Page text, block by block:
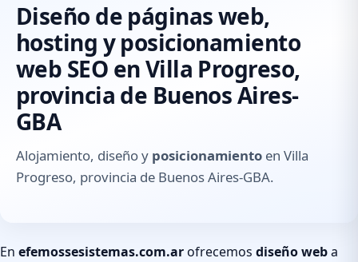
Diseño de páginas web,
hosting y posicionamiento
web SEO en Villa Progreso,
provincia de Buenos Aires-
GBA
Alojamiento, diseño y posicionamiento en Villa
Progreso, provincia de Buenos Aires-GBA.
En efemossesistemas.com.arofrecemos diseño weba